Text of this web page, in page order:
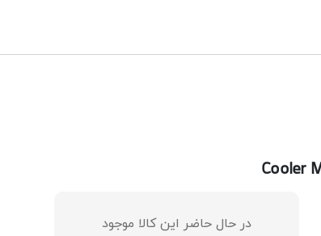
در حال حاضر این کالا موجود